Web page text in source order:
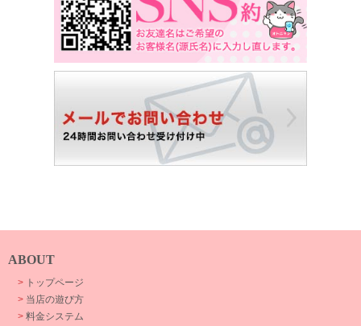
ABOUT
> トップページ
> 当店の遊び方
> 料金システム